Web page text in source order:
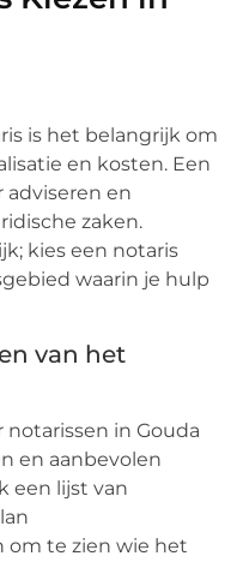
is het belangrijk om
en kosten. Een
adviseren en
zaken.
kies een notaris
waarin je hulp
van het
in Gouda
en aanbevolen
een lijst van
om te zien wie het